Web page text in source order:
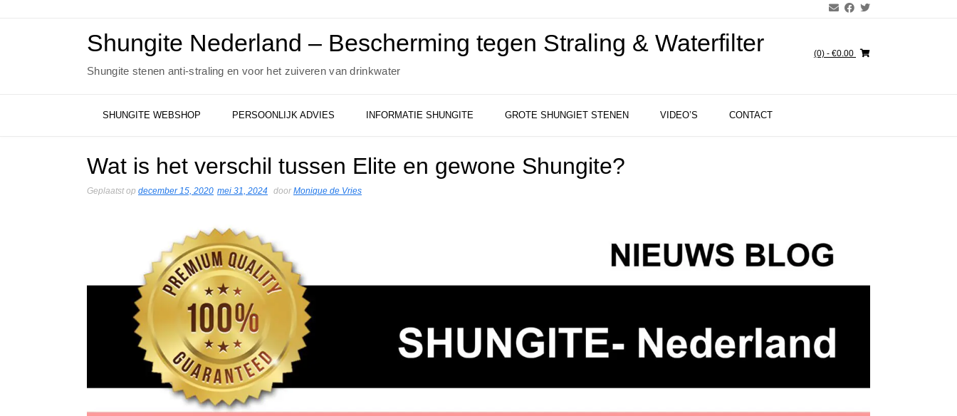
Shungite Nederland – Bescherming tegen Straling & Waterfilter
Shungite stenen anti-straling en voor het zuiveren van drinkwater
(0) - €0.00
SHUNGITE WEBSHOP PERSOONLIJK ADVIES INFORMATIE SHUNGITE GROTE SHUNGIET STENEN VIDEO’S CONTACT
Wat is het verschil tussen Elite en gewone Shungite?
Geplaatst op december 15, 2020 mei 31, 2024 door Monique de Vries